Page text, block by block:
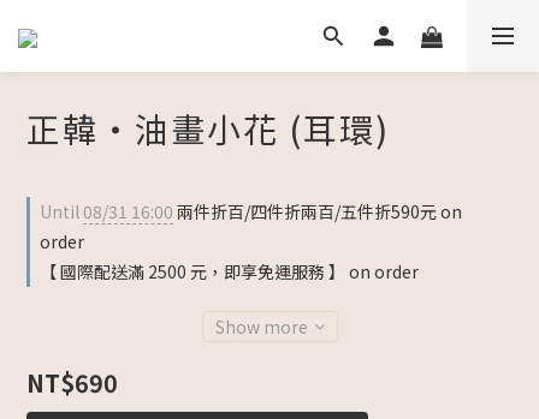
正韓・油畫小花 (耳環)
Until 08/31 16:00 兩件折百/四件折兩百/五件折590元 on
order
【 國際配送滿 2500 元，即享免運服務 】 on order
Show more
NT$690